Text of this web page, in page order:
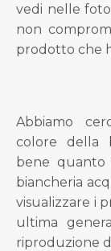
vedi nelle
non
prodotto che
Abbiamo
colore della
bene quanto
biancheria
visualizzare i
ultima
riproduzione